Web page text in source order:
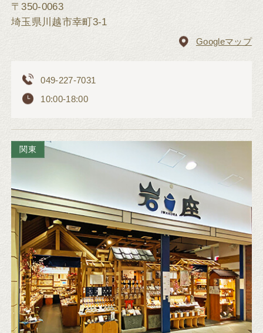
〒350-0063
埼玉県川越市幸町3-1
Googleマップ
049-227-7031
10:00-18:00
関東